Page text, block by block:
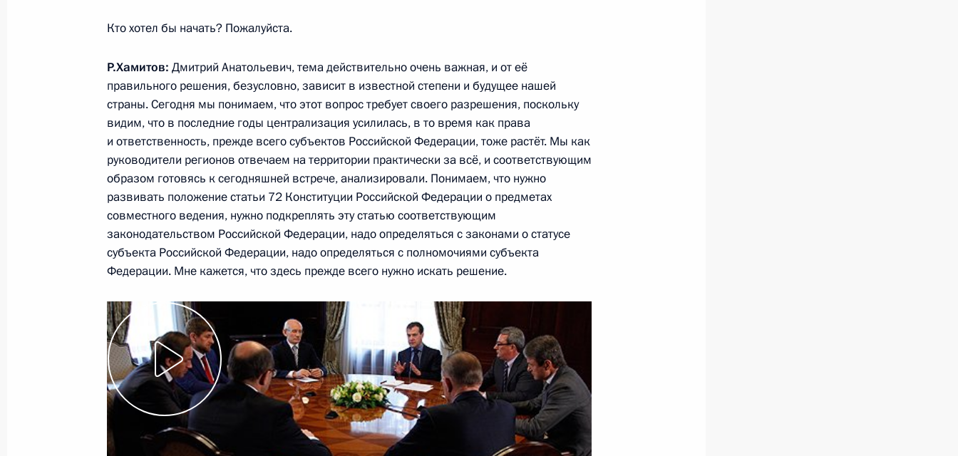
Дмитрий Медведев представил Бюджетное послание на 2012–
2014 годы
29 июня 2011 года, 13:30 Московская область, Горки
28 июня 2011 года, вторник
Рабочая встреча с губернатором Санкт-Петербурга Валентиной
Матвиенко
28 июня 2011 года, 16:00 Москва, Кремль
Вручены премии Президента России для молодых деятелей
культуры за 2010 год
28 июня 2011 года, 14:40 Москва, Кремль
Торжественный приём в Кремле в честь выпускников военных
Кто хотел бы начать? Пожалуйста.
Р.Хамитов: Дмитрий Анатольевич, тема действительно очень важная, и от её
правильного решения, безусловно, зависит в известной степени и будущее нашей
страны. Сегодня мы понимаем, что этот вопрос требует своего разрешения, поскольку
видим, что в последние годы централизация усилилась, в то время как права
и ответственность, прежде всего субъектов Российской Федерации, тоже растёт. Мы как
руководители регионов отвечаем на территории практически за всё, и соответствующим
образом готовясь к сегодняшней встрече, анализировали. Понимаем, что нужно
развивать положение статьи 72 Конституции Российской Федерации о предметах
совместного ведения, нужно подкреплять эту статью соответствующим
законодательством Российской Федерации, надо определяться с законами о статусе
субъекта Российской Федерации, надо определяться с полномочиями субъекта
Федерации. Мне кажется, что здесь прежде всего нужно искать решение.